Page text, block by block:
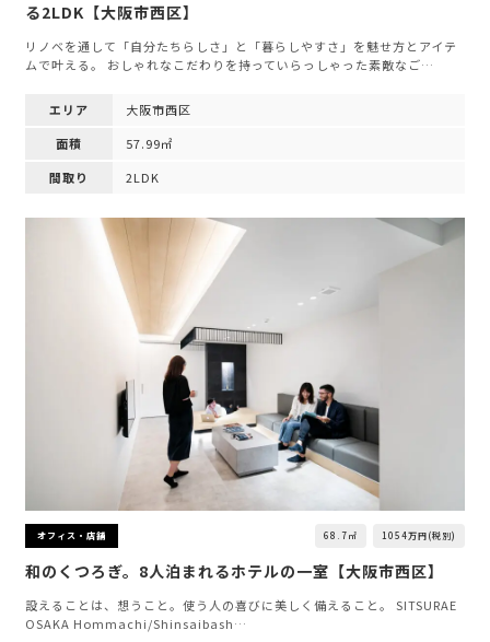
る2LDK【大阪市西区】
リノベを通して「自分たちらしさ」と「暮らしやすさ」を魅せ方とアイテ
ムで叶える。 おしゃれなこだわりを持っていらっしゃった素敵なご…
エリア
大阪市西区
面積
57.99㎡
間取り
2LDK
オフィス・店舗 68.7㎡ 1054万円(税別)
和のくつろぎ。8人泊まれるホテルの一室【大阪市西区】
設えることは、想うこと。使う人の喜びに美しく備えること。 SITSURAE
OSAKA Hommachi/Shinsaibash…